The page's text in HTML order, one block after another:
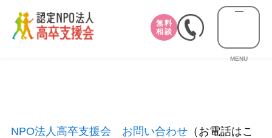
無料
相談
MENU
NPO法人高卒支援会 お問い合わせ（お電話はこ